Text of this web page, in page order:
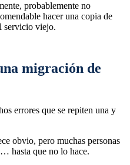
probablemente no
hacer una copia de
servicio viejo.
migración de
errores que se repiten una y
obvio, pero muchas personas
hasta que no lo hace.